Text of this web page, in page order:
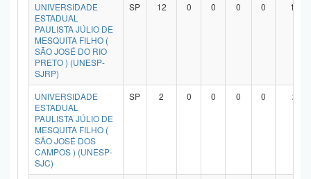
UNIVERSIDADE
ESTADUAL
PAULISTA JÚLIO DE
MESQUITA FILHO (
SÃO JOSÉ DO RIO
PRETO ) (UNESP-
SJRP)
SP 12 0 0 0 0 11
UNIVERSIDADE
ESTADUAL
PAULISTA JÚLIO DE
MESQUITA FILHO (
SÃO JOSÉ DOS
CAMPOS ) (UNESP-
SJC)
SP 2 0 0 0 0 2